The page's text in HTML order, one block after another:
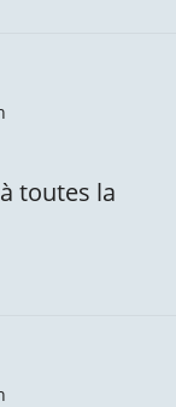
toutes la